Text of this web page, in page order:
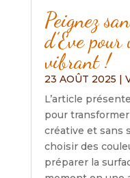
Peignez
d’Eve
vibrant !
23 AOÛT 2025 |
L’article
pour
créative et sans
choisir des
préparer la